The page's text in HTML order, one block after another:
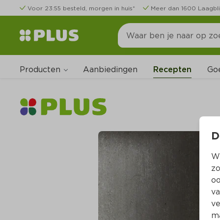
Voor 23:55 besteld, morgen in huis* Meer dan 1600
Producten Aanbiedingen Recepten